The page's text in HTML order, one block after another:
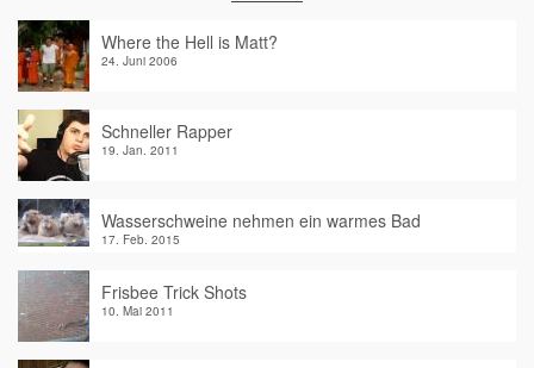
Where the Hell is Matt?
24. Juni 2006
Schneller Rapper
19. Jan. 2011
Wasserschweine nehmen ein warmes Bad
17. Feb. 2015
Frisbee Trick Shots
10. Mai 2011